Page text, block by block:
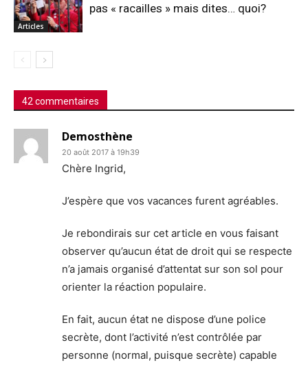
Articles
pas « racailles » mais dites… quoi?
42 commentaires
Demosthène
20 août 2017 à 19h39
Chère Ingrid,
J’espère que vos vacances furent agréables.
Je rebondirais sur cet article en vous faisant
observer qu’aucun état de droit qui se respecte
n’a jamais organisé d’attentat sur son sol pour
orienter la réaction populaire.
En fait, aucun état ne dispose d’une police
secrète, dont l’activité n’est contrôlée par
personne (normal, puisque secrète) capable